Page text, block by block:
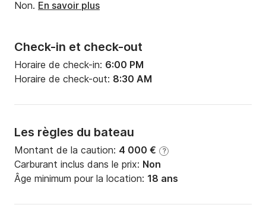
Check-in et check-out
Horaire de check-in: 6:00 PM
Horaire de check-out: 8:30 AM
Les règles du bateau
Montant de la caution: 4 000 € ?
Carburant inclus dans le prix: Non
Âge minimum pour la location: 18 ans
Non. En savoir plus